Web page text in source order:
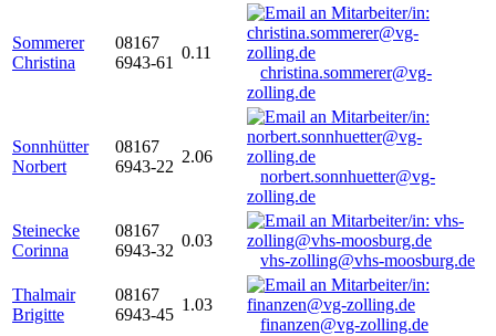
Sommerer
Christina
08167
6943-61
0.11
christina.sommerer@vg-
zolling.de
Sonnhütter
Norbert
08167
6943-22
2.06
norbert.sonnhuetter@vg-
zolling.de
Steinecke
Corinna
08167
6943-32
0.03
vhs-zolling@vhs-moosburg.de
Thalmair
Brigitte
08167
6943-45
1.03
finanzen@vg-zolling.de